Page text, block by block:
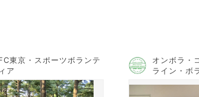
東京・スポーツボランテ
ィア
オンボラ・
ライン・ボ